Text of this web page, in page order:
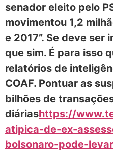
senador eleito pelo
movimentou 1,2
e 2017”. Se deve ser
que sim. É para isso
relatórios de
COAF. Pontuar as
bilhões de
diáriashttps://
atipica-de-ex-
bolsonaro-pode-